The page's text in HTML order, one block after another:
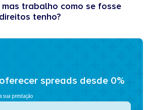
trabalho como se fosse
tenho?
spreads desde 0%
sua prestação